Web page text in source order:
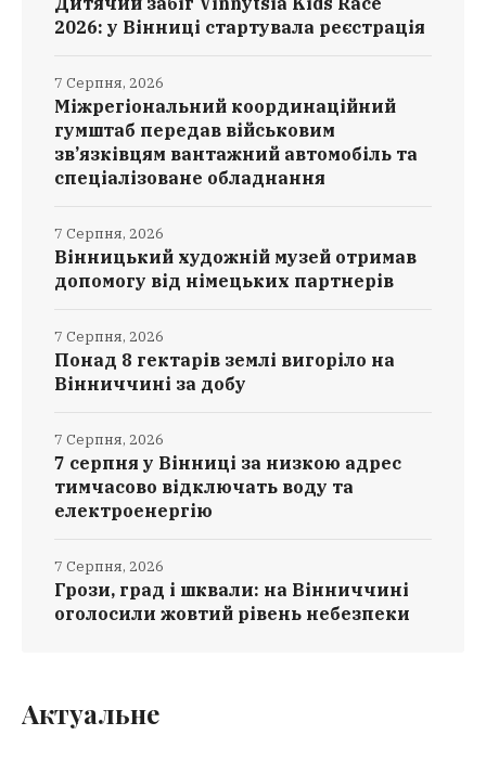
2026: у Вінниці стартувала реєстрація
Міжрегіональний координаційний
гумштаб передав військовим
зв’язківцям вантажний автомобіль та
спеціалізоване обладнання
7 Серпня, 2026
Вінницький художній музей отримав
допомогу від німецьких партнерів
7 Серпня, 2026
Понад 8 гектарів землі вигоріло на
Вінниччині за добу
7 Серпня, 2026
7 серпня у Вінниці за низкою адрес
тимчасово відключать воду та
електроенергію
7 Серпня, 2026
Грози, град і шквали: на Вінниччині
оголосили жовтий рівень небезпеки
7 Серпня, 2026
Актуальне